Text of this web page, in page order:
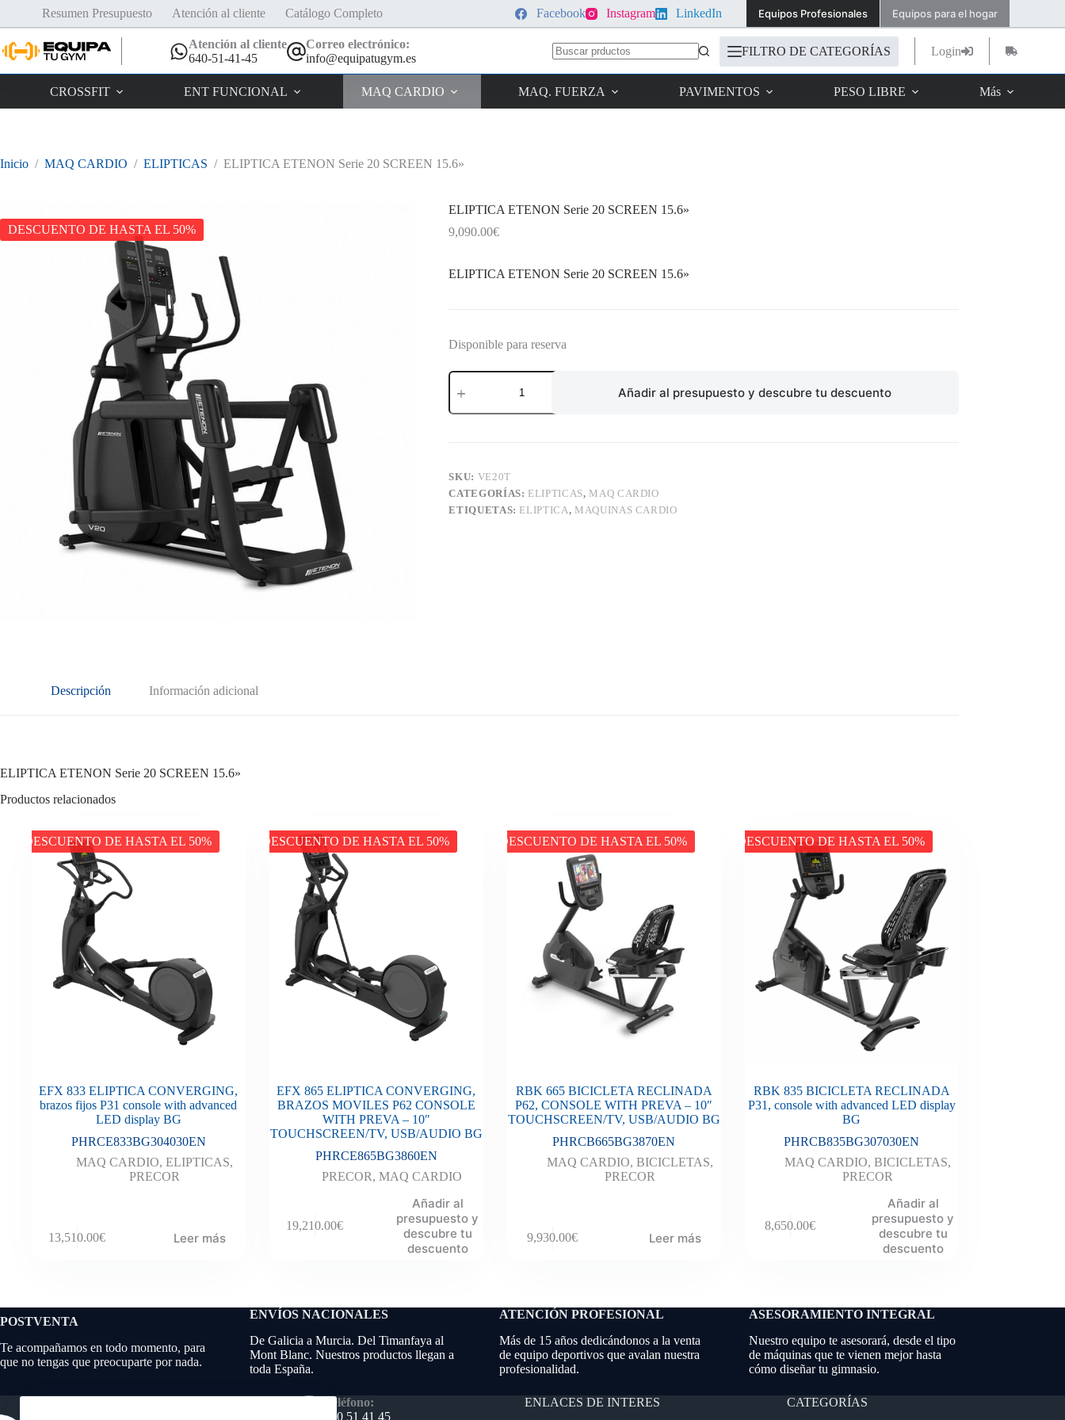
Resumen Presupuesto Atención al cliente Catálogo Completo Facebook Instagram LinkedIn Equipos Profesionales Equipos para el hogar
Atención al cliente
640-51-41-45
Correo electrónico:
info@equipatugym.es
FILTRO DE CATEGORÍAS Login
Carro
de
CROSSFIT ENT FUNCIONAL MAQ CARDIO MAQ. FUERZA PAVIMENTOS PESO LIBRE Más
Inicio / MAQ CARDIO / ELIPTICAS / ELIPTICA ETENON Serie 20 SCREEN 15.6»
DESCUENTO DE HASTA EL 50%
ELIPTICA ETENON Serie 20 SCREEN 15.6»
9,090.00€
ELIPTICA ETENON Serie 20 SCREEN 15.6»
Disponible para reserva
ELIPTICA
ETENON
20
Añadir al presupuesto y descubre tu descuento
SKU: VE20T
CATEGORÍAS: ELIPTICAS, MAQ CARDIO
ETIQUETAS: ELIPTICA, MAQUINAS CARDIO
Descripción Información adicional
ELIPTICA ETENON Serie 20 SCREEN 15.6»
Productos relacionados
DESCUENTO DE HASTA EL 50%
EFX 833 ELIPTICA CONVERGING,
brazos fijos P31 console with advanced
LED display BG
PHRCE833BG304030EN
MAQ CARDIO, ELIPTICAS,
PRECOR
13,510.00€ Leer más
DESCUENTO DE HASTA EL 50%
EFX 865 ELIPTICA CONVERGING,
BRAZOS MOVILES P62 CONSOLE
WITH PREVA – 10″
TOUCHSCREEN/TV, USB/AUDIO BG
PHRCE865BG3860EN
PRECOR,MAQ CARDIO
19,210.00€
Añadir al
presupuesto y
descubre tu
descuento
DESCUENTO DE HASTA EL 50%
RBK 665 BICICLETA RECLINADA
P62, CONSOLE WITH PREVA – 10″
TOUCHSCREEN/TV, USB/AUDIO BG
PHRCB665BG3870EN
MAQ CARDIO, BICICLETAS,
PRECOR
9,930.00€ Leer más
DESCUENTO DE HASTA EL 50%
RBK 835 BICICLETA RECLINADA
P31, console with advanced LED display
BG
PHRCB835BG307030EN
MAQ CARDIO, BICICLETAS,
PRECOR
8,650.00€
Añadir al
presupuesto y
descubre tu
descuento
POSTVENTA
Te acompañamos en todo momento, para
que no tengas que preocuparte por nada.
ENVÍOS NACIONALES
De Galicia a Murcia. Del Timanfaya al
Mont Blanc. Nuestros productos llegan a
toda España.
ATENCIÓN PROFESIONAL
Más de 15 años dedicándonos a la venta
de equipo deportivos que avalan nuestra
profesionalidad.
ASESORAMIENTO INTEGRAL
Nuestro equipo te asesorará, desde el tipo
de máquinas que te vienen mejor hasta
cómo diseñar tu gimnasio.
Teléfono:
640 51 41 45
ENLACES DE INTERES CATEGORÍAS